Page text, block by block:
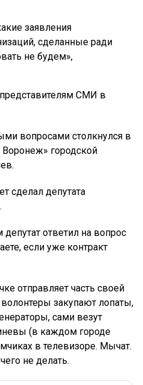
заявления
сделанные ради
не будем»,
СМИ в
вопросами столкнулся в
городской
сделал депутата
ответил на вопрос
если уже контракт
отправляет часть своей
закупают лопаты,
сами везут
(в каждом городе
в телевизоре. Мычат.
не делать.